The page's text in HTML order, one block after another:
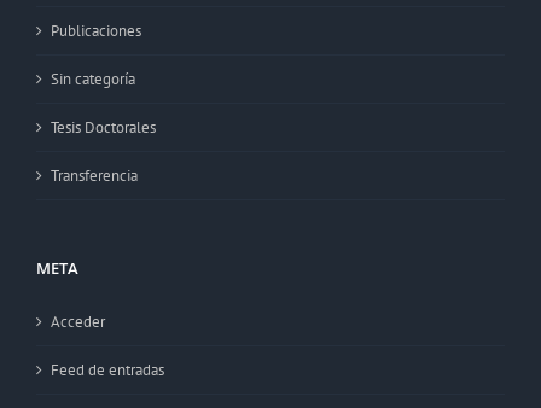
Publicaciones
Sin categoría
Tesis Doctorales
Transferencia
META
Acceder
Feed de entradas